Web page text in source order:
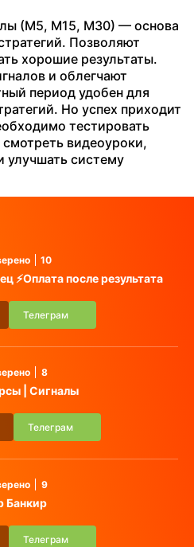
(М5, М15, М30) — основа
Позволяют
хорошие результаты.
и облегчают
период удобен для
Но успех приходит
тестировать
видеоуроки,
улучшать систему
10
⚡️Оплата после результата
Телеграм
8
| Сигналы
Телеграм
9
Банкир
Телеграм